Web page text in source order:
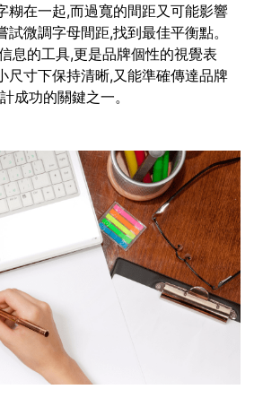
糊在一起,而過寬的間距又可能影響
微調字母間距,找到最佳平衡點。
息的工具,更是品牌個性的視覺表
尺寸下保持清晰,又能準確傳達品牌
成功的關鍵之一。